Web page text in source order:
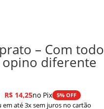
– Com todo
diferente
R$14,25no Pix 5% OFF
em até 3x sem juros no cartão